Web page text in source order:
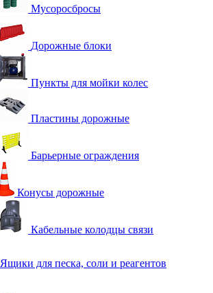
Мусоросбросы
Дорожные блоки
Пункты для мойки колес
Пластины дорожные
Барьерные ограждения
Конусы дорожные
Кабельные колодцы связи
Ящики для песка, соли и реагентов